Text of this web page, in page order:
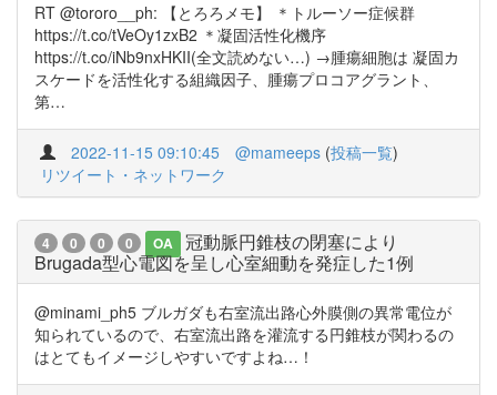
RT @tororo__ph: 【とろろメモ】 ＊トルーソー症候群
https://t.co/tVeOy1zxB2 ＊凝固活性化機序
https://t.co/iNb9nxHKII(全文読めない…) →腫瘍細胞は 凝固カ
スケードを活性化する組織因子、腫瘍プロコアグラント、
第…
2022-11-15 09:10:45 @mameeps (投稿一覧)
リツイート・ネットワーク
4 0 0 0 OA
冠動脈円錐枝の閉塞により
Brugada型心電図を呈し心室細動を発症した1例
@minami_ph5 ブルガダも右室流出路心外膜側の異常電位が
知られているので、右室流出路を灌流する円錐枝が関わるの
はとてもイメージしやすいですよね…！